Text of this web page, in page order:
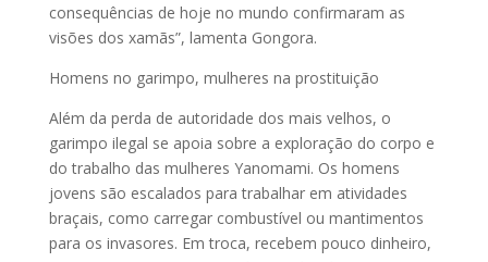
consequências de hoje no mundo confirmaram as
visões dos xamãs”, lamenta Gongora.
Homens no garimpo, mulheres na prostituição
Além da perda de autoridade dos mais velhos, o
garimpo ilegal se apoia sobre a exploração do corpo e
do trabalho das mulheres Yanomami. Os homens
jovens são escalados para trabalhar em atividades
braçais, como carregar combustível ou mantimentos
para os invasores. Em troca, recebem pouco dinheiro,